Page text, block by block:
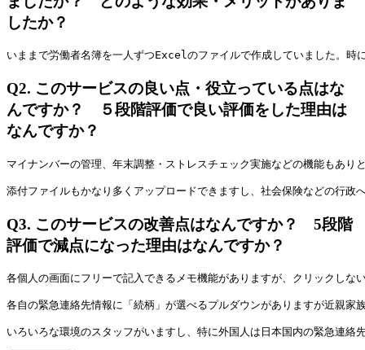
したか？
いままで労働者名簿を一人ずつExcelのファイルで作成していました。時
Q2. このサービスの良い点・役立っている点はな
んですか？ ５段階評価で良い評価をした理由は
なんですか？
マイナンバーの管理、年末調整・ストレスチェック実施などの機能もあり
添付ファイルもかなり多くアップロードできますし、社会保険などの行
Q3. このサービスの改善点はなんですか？ 5段階
評価で減点になった理由はなんですか？
各個人の画面にフリーで記入できるメモ機能がありますが、クリックし
各自の緊急連絡先情報に「続柄」が選べるプルダウンがありますが近親家
いろいろな環境のスタッフがいますし、特に外国人は日本国内の緊急連